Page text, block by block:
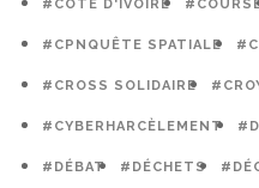
#CÔTE D'IVOIRE
#CPNQUÊTE SPATIALE
#CROSS SOLIDAIRE
#CYBERHARCÈLEMENT
#DÉBAT #DÉCHETS